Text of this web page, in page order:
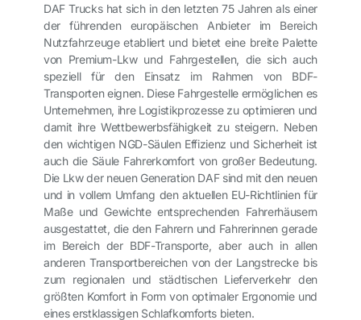
DAF Trucks hat sich in den letzten 75 Jahren als einer
der führenden europäischen Anbieter im Bereich
Nutzfahrzeuge etabliert und bietet eine breite Palette
von Premium-Lkw und Fahrgestellen, die sich auch
speziell für den Einsatz im Rahmen von BDF-
Transporten eignen. Diese Fahrgestelle ermöglichen es
Unternehmen, ihre Logistikprozesse zu optimieren und
damit ihre Wettbewerbsfähigkeit zu steigern. Neben
den wichtigen NGD-Säulen Effizienz und Sicherheit ist
auch die Säule Fahrerkomfort von großer Bedeutung.
Die Lkw der neuen Generation DAF sind mit den neuen
und in vollem Umfang den aktuellen EU-Richtlinien für
Maße und Gewichte entsprechenden Fahrerhäusern
ausgestattet, die den Fahrern und Fahrerinnen gerade
im Bereich der BDF-Transporte, aber auch in allen
anderen Transportbereichen von der Langstrecke bis
zum regionalen und städtischen Lieferverkehr den
größten Komfort in Form von optimaler Ergonomie und
eines erstklassigen Schlafkomforts bieten.